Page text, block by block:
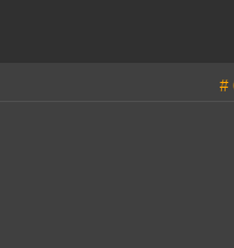
#